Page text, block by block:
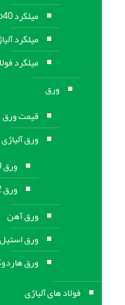
میلگرد Mo40
میلگرد
میلگرد
ورق
قیمت ورق
ورق آلیاژی
ورق Mo40
ورق ST52
ورق آهن
ورق استيل
ورق
فولاد های آلیاژی